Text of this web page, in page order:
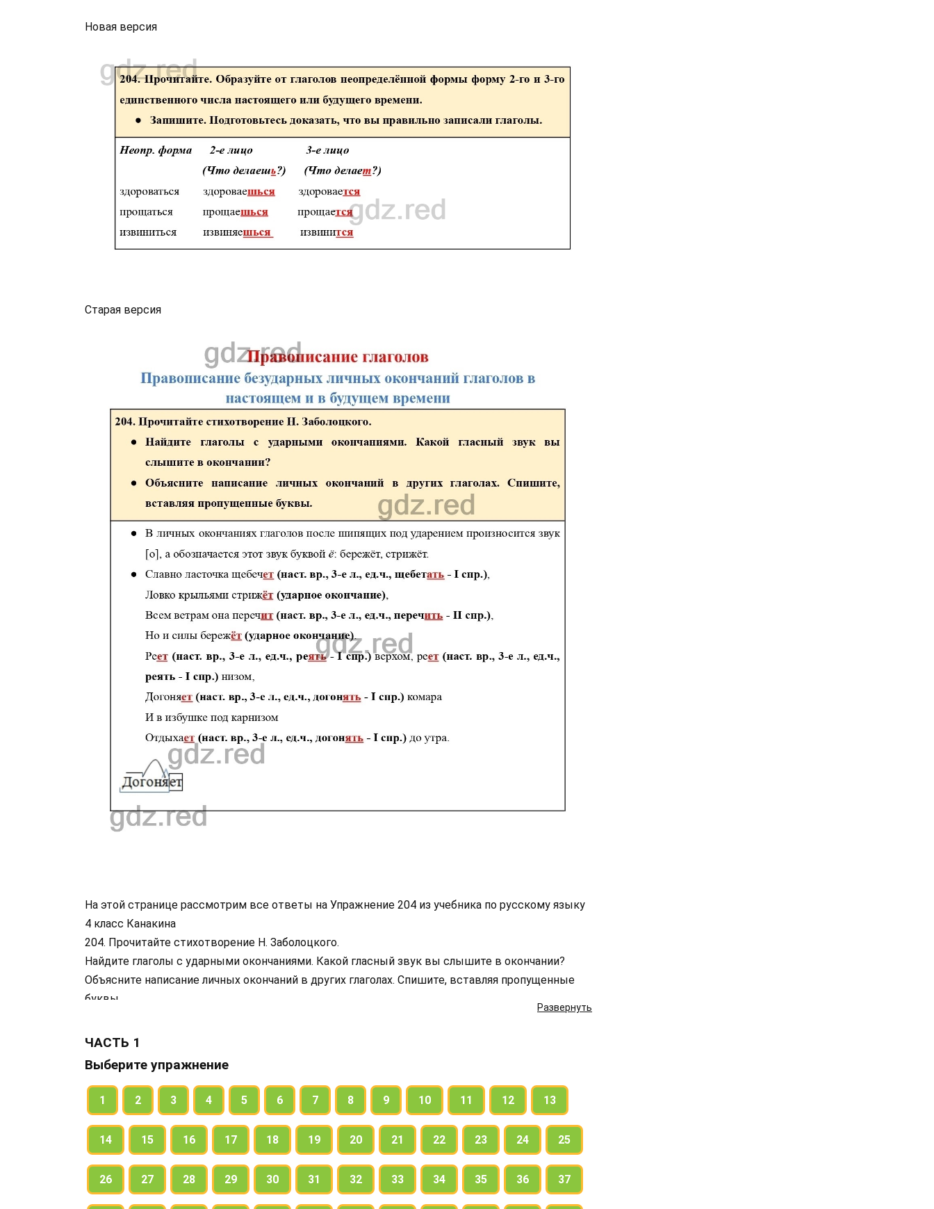
Новая версия
Старая версия
Развернуть
На этой странице рассмотрим все ответы на Упражнение 204 из учебника по русскому языку
4 класс Канакина
204. Прочитайте стихотворение Н. Заболоцкого.
Найдите глаголы с ударными окончаниями. Какой гласный звук вы слышите в окончании?
Объясните написание личных окончаний в других глаголах. Спишите, вставляя пропущенные
буквы.
ЧАСТЬ 1
Выберите упражнение
1 2 3 4 5 6 7 8 9 10 11 12 13
14 15 16 17 18 19 20 21 22 23 24 25
26 27 28 29 30 31 32 33 34 35 36 37